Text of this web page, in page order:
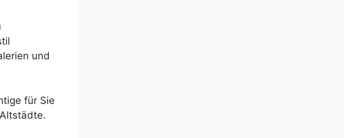
und
für Sie